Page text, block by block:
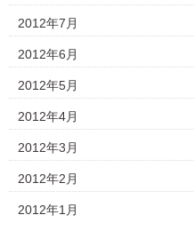
2012年7月
2012年6月
2012年5月
2012年4月
2012年3月
2012年2月
2012年1月